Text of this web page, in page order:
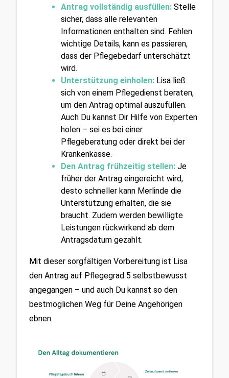
Antrag vollständig ausfüllen: Stelle
sicher, dass alle relevanten
Informationen enthalten sind. Fehlen
wichtige Details, kann es passieren,
dass der Pflegebedarf unterschätzt
wird.
Unterstützung einholen: Lisa ließ
sich von einem Pflegedienst beraten,
um den Antrag optimal auszufüllen.
Auch Du kannst Dir Hilfe von Experten
holen – sei es bei einer
Pflegeberatung oder direkt bei der
Krankenkasse.
Den Antrag frühzeitig stellen: Je
früher der Antrag eingereicht wird,
desto schneller kann Merlinde die
Unterstützung erhalten, die sie
braucht. Zudem werden bewilligte
Leistungen rückwirkend ab dem
Antragsdatum gezahlt.
Mit dieser sorgfältigen Vorbereitung ist Lisa
den Antrag auf Pflegegrad 5 selbstbewusst
angegangen – und auch Du kannst so den
bestmöglichen Weg für Deine Angehörigen
ebnen.